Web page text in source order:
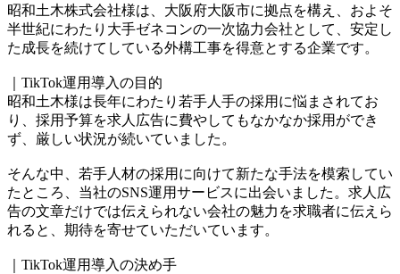
昭和土木株式会社様は、大阪府大阪市に拠点を構え、およそ
半世紀にわたり大手ゼネコンの一次協力会社として、安定し
た成長を続けてしている外構工事を得意とする企業です。
｜TikTok運用導入の目的
昭和土木様は長年にわたり若手人手の採用に悩まされてお
り、採用予算を求人広告に費やしてもなかなか採用ができ
ず、厳しい状況が続いていました。
そんな中、若手人材の採用に向けて新たな手法を模索してい
たところ、当社のSNS運用サービスに出会いました。求人広
告の文章だけでは伝えられない会社の魅力を求職者に伝えら
れると、期待を寄せていただいています。
｜TikTok運用導入の決め手